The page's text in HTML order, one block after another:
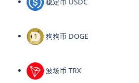
狗狗币 DOGE
波场币 TRX